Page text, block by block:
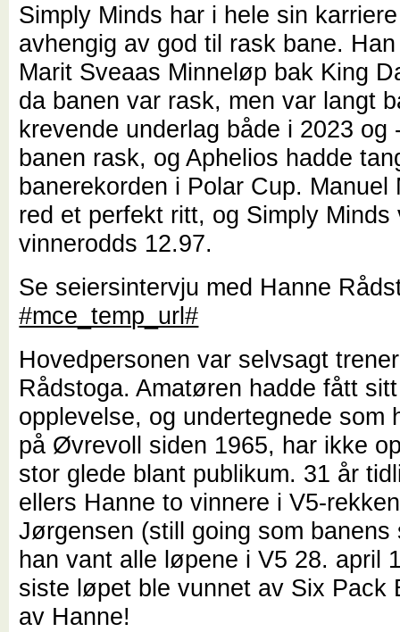
Simply Minds har i hele sin
avhengig av god til rask bane.
Marit Sveaas Minneløp bak King
da banen var rask, men var langt
krevende underlag både i 2023 og
banen rask, og Aphelios hadde
banerekorden i Polar Cup. Manuel
red et perfekt ritt, og Simply Minds
vinnerodds 12.97.
Se seiersintervju med Hanne
#mce_temp_url#
Hovedpersonen var selvsagt
Rådstoga. Amatøren hadde fått
opplevelse, og undertegnede som
på Øvrevoll siden 1965, har ikke
stor glede blant publikum. 31 år
ellers Hanne to vinnere i V5-
Jørgensen (still going som banens
han vant alle løpene i V5 28. april
siste løpet ble vunnet av Six Pack
av Hanne!